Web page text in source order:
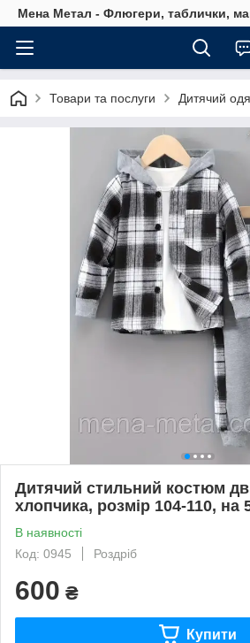
Мена Метал - Флюгери, таблички,
Товари та послуги Дитячий
Дитячий стильний костюм
хлопчика, розмір 104-110, на
В наявності
Код: 0945
Роздріб
600 ₴
Купити